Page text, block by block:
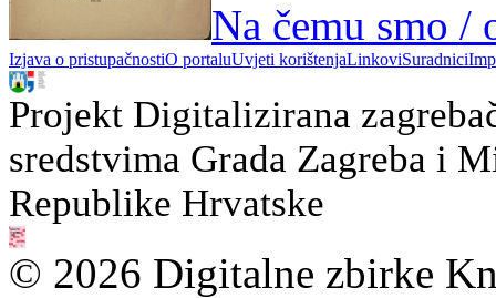
Na čemu smo /
Izjava o pristupačnostiO portaluUvjeti korištenjaLinkoviSuradnici
Projekt Digitalizirana
sredstvima Grada Zagreba i
Republike Hrvatske
© 2026 Digitalne zbirke